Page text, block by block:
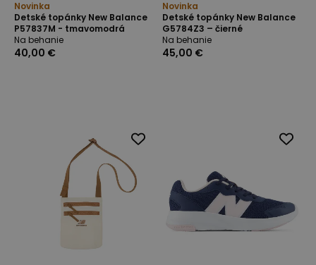
Novinka
Detské topánky New Balance
P57837M - tmavomodrá
Na behanie
40,00 €
Novinka
Detské topánky New Balance
G5784Z3 – čierné
Na behanie
45,00 €